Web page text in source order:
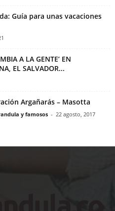
Guía para unas vacaciones
A LA GENTE’ EN
EL SALVADOR...
Argañarás – Masotta
y famosos - 22 agosto, 2017